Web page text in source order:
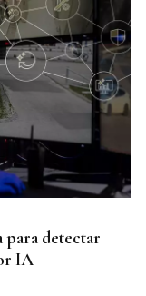
detectar
IA